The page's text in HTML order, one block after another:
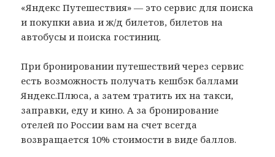
«Яндекс Путешествия» — это сервис для поиска
и покупки авиа и ж/д билетов, билетов на
автобусы и поиска гостиниц.
При бронировании путешествий через сервис
есть возможность получать кешбэк баллами
Яндекс.Плюса, а затем тратить их на такси,
заправки, еду и кино. А за бронирование
отелей по России вам на счет всегда
возвращается 10% стоимости в виде баллов.